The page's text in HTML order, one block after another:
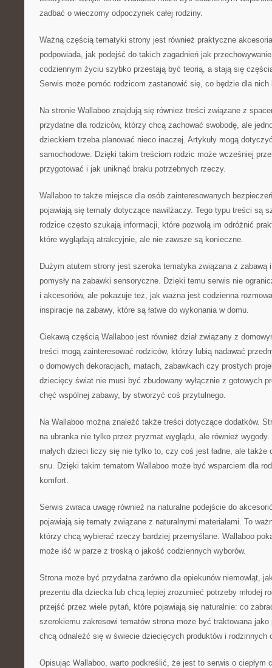
zadbać o wieczorny odpoczynek całej rodziny.
Ważną częścią tematyki strony jest również praktyczne
podpowiada, jak podejść do takich zagadnień jak
codziennym życiu szybko przestają być teorią, a stają się
Serwis może pomóc rodzicom zastanowić się, co będzie dla nich
Na stronie Wallaboo znajdują się również treści związane z
przydatne dla rodziców, którzy chcą zachować swobodę, ale
dzieckiem trzeba planować nieco inaczej. Artykuły mogą
samochodowe. Dzięki takim treściom rodzic może wcześniej
przygotować i jak uniknąć braku potrzebnych rzeczy.
Wallaboo to także miejsce dla osób zainteresowanych
pojawiają się tematy dotyczące nawilżaczy. Tego typu treści są
rodzice często szukają informacji, które pozwolą im odróżnić
które wyglądają atrakcyjnie, ale nie zawsze są konieczne.
Dużym atutem strony jest szeroka tematyka związana z zabawą
pomysły na zabawki sensoryczne. Dzięki temu serwis nie
i akcesoriów, ale pokazuje też, jak ważna jest codzienna
inspiracje na zabawy, które są łatwe do wykonania w domu.
Ciekawą częścią Wallaboo jest również dział związany z
treści mogą zainteresować rodziców, którzy lubią nadawać
o domowych dekoracjach, matach, zabawkach czy prostych
dziecięcy świat nie musi być zbudowany wyłącznie z gotowych
chęć wspólnej zabawy, by stworzyć coś przytulnego.
Na Wallaboo można znaleźć także treści dotyczące dodatków.
na ubranka nie tylko przez pryzmat wyglądu, ale również
małych dzieci liczy się nie tylko to, czy coś jest ładne, ale także
snu. Dzięki takim tematom Wallaboo może być wsparciem dla
komfort.
Serwis zwraca uwagę również na naturalne podejście do
pojawiają się tematy związane z naturalnymi materiałami. To
którzy chcą wybierać rzeczy bardziej przemyślane. Wallaboo
może iść w parze z troską o jakość codziennych wyborów.
Strona może być przydatna zarówno dla opiekunów niemowląt,
prezentu dla dziecka lub chcą lepiej zrozumieć potrzeby młodej
przejść przez wiele pytań, które pojawiają się naturalnie: co
szerokiemu zakresowi tematów strona może być traktowana
chcą odnaleźć się w świecie dziecięcych produktów i rodzinnych
Opisując Wallaboo, warto podkreślić, że jest to serwis o ciepłym